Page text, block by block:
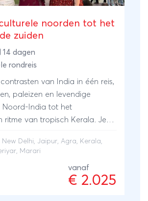
de boeiende stad Mumbai, de
kleurrijke markten en
noorden tot het
zuiden
14 dagen
rondreis
van India in één reis,
paleizen en levendige
Noord-India tot het
ritme van tropisch Kerala. Je
je naar het zuiden vliegt voor
en ontspanning aan het strand
Een reis die iconische
New Delhi Jaipur Agra Kerala
Marari
vanaf
€ 2.025